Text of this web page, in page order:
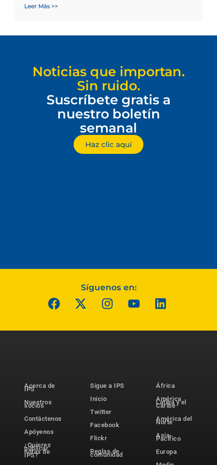
Leer Más >>
Noticias que importan.
Sin ruido.
Suscríbete gratis a
nuestro boletín
semanal
Haz clic aquí
Síguenos en:
Acerca de
IPS
Nuestros
socios
Contáctenos
Apóyenos
¿Quieres
publicar
notas de
IPS?
Sigue a IPS
Inicio
Twitter
Facebook
Flickr
Reglas de
comunidad
África
América
Latina y el
Caribe
América del
Norte
Asia-
Pacífico
Europa